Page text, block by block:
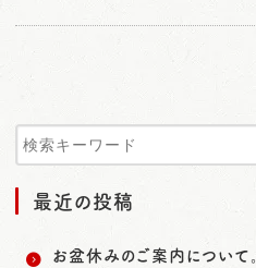
最近の投稿
お盆休みのご案内について。